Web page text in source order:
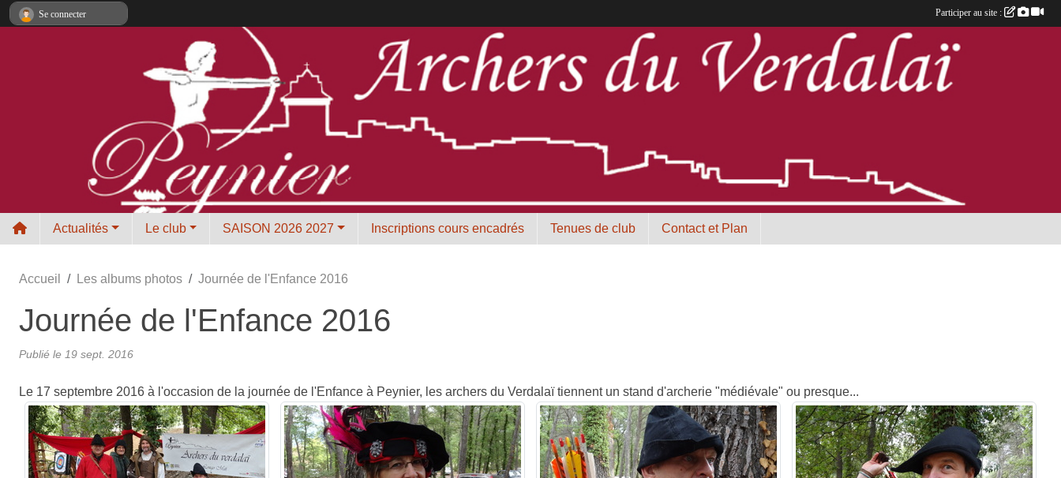
Actualités Le club SAISON 2026 2027 Inscriptions cours encadrés Tenues de club Contact et Plan
Accueil Les albums photos Journée de l'Enfance 2016
Journée de l'Enfance 2016
Publié le 19 sept. 2016
Le 17 septembre 2016 à l'occasion de la journée de l'Enfance à Peynier, les archers du Verdalaï tiennent un stand d'archerie "médiévale" ou presque...
Se connecter Participer au site :
Panneau de gestion des cookies